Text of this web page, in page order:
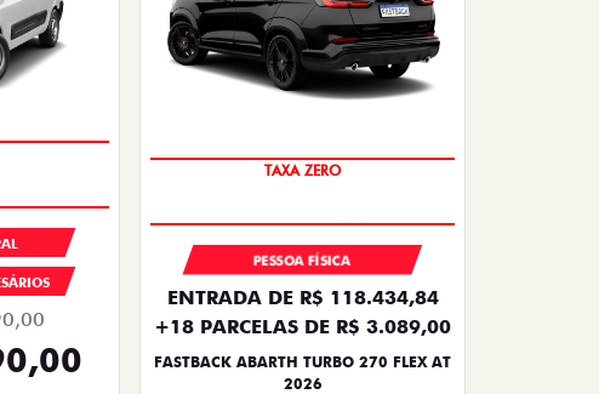
PESSOA FÍSICA
ENTRADA DE R$ 118.434,84
+18 PARCELAS DE R$ 3.089,00
FASTBACK ABARTH TURBO 270 FLEX AT
2026